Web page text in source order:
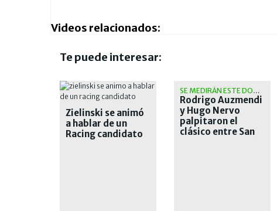
Videos relacionados:
Te puede interesar:
Zielinski se animó
a hablar de un
Racing candidato
SE MEDIRÁN ESTE DOMINGO
Rodrigo Auzmendi
y Hugo Nervo
palpitaron el
clásico entre San